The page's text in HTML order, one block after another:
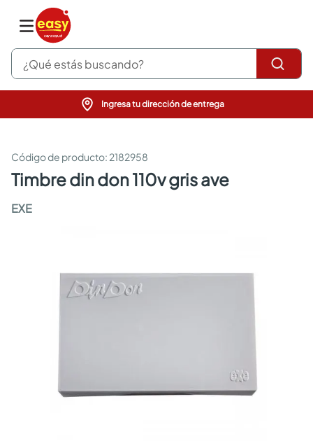
¿Qué estás buscando?
Ingresa tu dirección de entrega
: 2182958
timbre din don 110v gris ave
EXE
pinturas
sanitarios
comedor
pisos